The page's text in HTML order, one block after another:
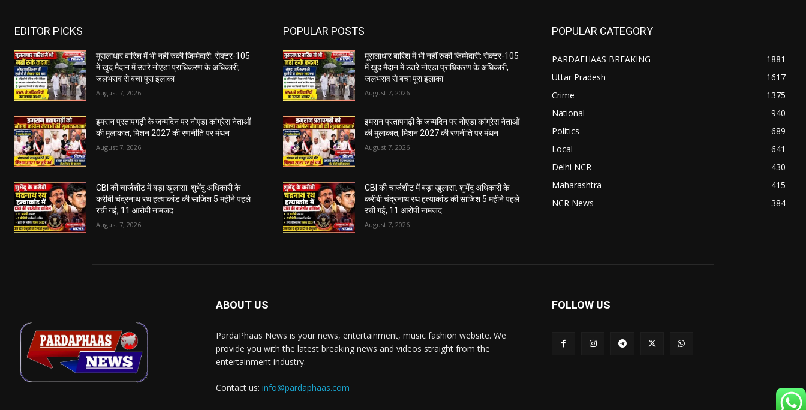
EDITOR PICKS
मूसलाधार बारिश में भी नहीं रुकी जिम्मेदारी: सेक्टर-105
में खुद मैदान में उतरे नोएडा प्राधिकरण के अधिकारी,
जलभराव से बचा पूरा इलाका
August 7, 2026
इमरान प्रतापगढ़ी के जन्मदिन पर नोएडा कांग्रेस नेताओं
की मुलाकात, मिशन 2027 की रणनीति पर मंथन
August 7, 2026
CBI की चार्जशीट में बड़ा खुलासा: शुभेंदु अधिकारी के
करीबी चंद्रनाथ रथ हत्याकांड की साजिश 5 महीने पहले
रची गई, 11 आरोपी नामजद
August 7, 2026
POPULAR POSTS
मूसलाधार बारिश में भी नहीं रुकी जिम्मेदारी: सेक्टर-105
में खुद मैदान में उतरे नोएडा प्राधिकरण के अधिकारी,
जलभराव से बचा पूरा इलाका
August 7, 2026
इमरान प्रतापगढ़ी के जन्मदिन पर नोएडा कांग्रेस नेताओं
की मुलाकात, मिशन 2027 की रणनीति पर मंथन
August 7, 2026
CBI की चार्जशीट में बड़ा खुलासा: शुभेंदु अधिकारी के
करीबी चंद्रनाथ रथ हत्याकांड की साजिश 5 महीने पहले
रची गई, 11 आरोपी नामजद
August 7, 2026
POPULAR CATEGORY
PARDAFHAAS BREAKING
1881
Uttar Pradesh
1617
Crime
1375
National
940
Politics
689
Local
641
Delhi NCR
430
Maharashtra
415
NCR News
384
ABOUT US
PardaPhaas News is your news, entertainment, music fashion website. We
provide you with the latest breaking news and videos straight from the
entertainment industry.
Contact us: info@pardaphaas.com
FOLLOW US